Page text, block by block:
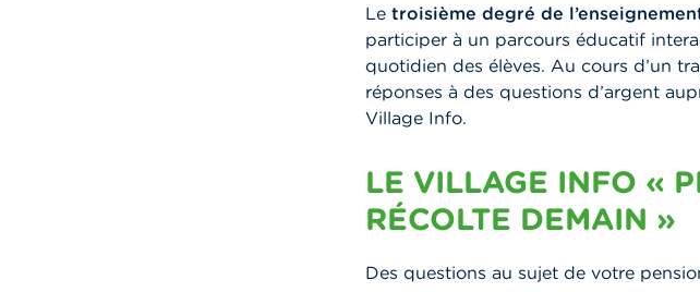
Le troisième degré de
participer à un parcours éducatif
quotidien des élèves. Au cours d’un
réponses à des questions d’argent
Village Info.
LE VILLAGE INFO «
RÉCOLTE DEMAIN »
Des questions au sujet de votre